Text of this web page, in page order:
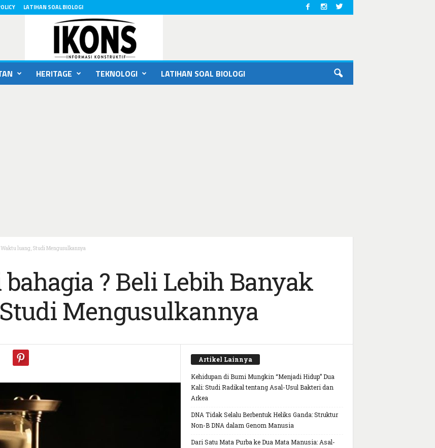
LATIHAN SOAL BIOLOGI
HERITAGE TEKNOLOGI LATIHAN SOAL BIOLOGI
luang, Studi Mengusulkannya
? Beli Lebih Banyak
Mengusulkannya
Artikel Lainnya
Kehidupan di Bumi Mungkin “Menjadi Hidup” Dua
Kali: Studi Radikal tentang Asal-Usul Bakteri dan
Arkea
DNA Tidak Selalu Berbentuk Heliks Ganda: Struktur
Non-B DNA dalam Genom Manusia
Dari Satu Mata Purba ke Dua Mata Manusia: Asal-